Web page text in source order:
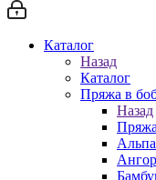
Каталог
Назад
Каталог
Пряжа в
Назад